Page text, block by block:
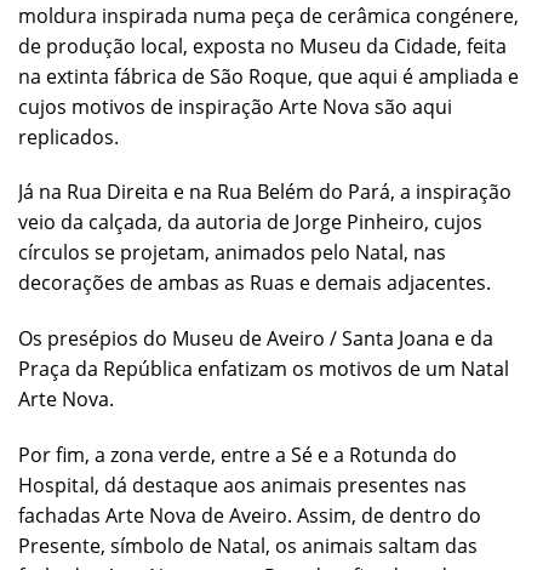
moldura inspirada numa peça de cerâmica congénere,
de produção local, exposta no Museu da Cidade, feita
na extinta fábrica de São Roque, que aqui é ampliada e
cujos motivos de inspiração Arte Nova são aqui
replicados.
Já na Rua Direita e na Rua Belém do Pará, a inspiração
veio da calçada, da autoria de Jorge Pinheiro, cujos
círculos se projetam, animados pelo Natal, nas
decorações de ambas as Ruas e demais adjacentes.
Os presépios do Museu de Aveiro / Santa Joana e da
Praça da República enfatizam os motivos de um Natal
Arte Nova.
Por fim, a zona verde, entre a Sé e a Rotunda do
Hospital, dá destaque aos animais presentes nas
fachadas Arte Nova de Aveiro. Assim, de dentro do
Presente, símbolo de Natal, os animais saltam das